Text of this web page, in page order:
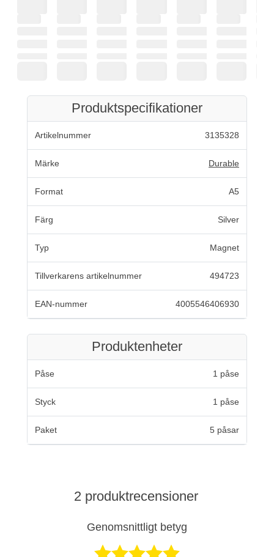
Produktspecifikationer
Artikelnummer 3135328
Märke Durable
Format A5
Färg Silver
Typ Magnet
Tillverkarens artikelnummer 494723
EAN-nummer 4005546406930
Produktenheter
Påse 1 påse
Styck 1 påse
Paket 5 påsar
2 produktrecensioner
Genomsnittligt betyg
Betygsatt 5 av